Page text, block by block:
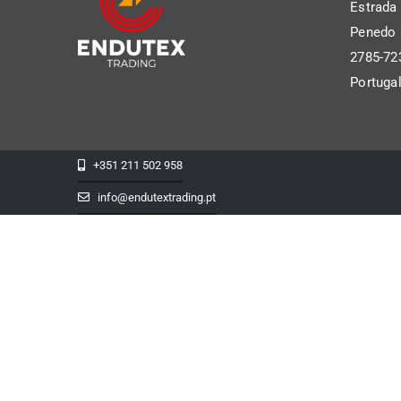
Penedo
2785-
Portugal
+351 211 502 958
info@endutextrading.pt